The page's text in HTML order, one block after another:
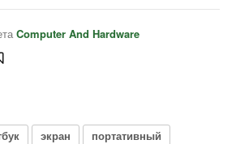
Computer And Hardware
экран
портативный